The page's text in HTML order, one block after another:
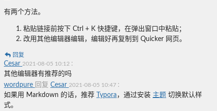
有两个方法。
粘贴链接前按下 Ctrl + K 快捷键，在弹出窗口中粘贴；
改用其他编辑器编辑，编辑好再复制到 Quicker 网页。
回复
Cesar 2021-08-05 10:12 :
其他编辑器有推荐的吗
wordpure 回复 Cesar 2021-08-05 10:47 :
如果用 Markdown 的话，推荐
Typora ，通过安装 主题 切换默认样
式。